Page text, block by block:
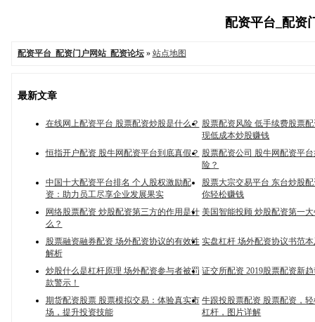
配资平台_配资
配资平台_配资门户网站_配资论坛» 站点地图
最新文章
在线网上配资平台 股票配资炒股是什么？ 股票配资风险 低手续费股票
现低成本炒股赚钱
恒指开户配资 股牛网配资平台到底真假？ 股票配资公司 股牛网配资平
险？
中国十大配资平台排名 个人股权激励配
资：助力员工尽享企业发展果实
股票大宗交易平台 东台炒股
你轻松赚钱
网络股票配资 炒股配资第三方的作用是什
么？
美国智能投顾 炒股配资第一
股票融资融券配资 场外配资协议的有效性
解析
实盘杠杆 场外配资协议书范
炒股什么是杠杆原理 场外配资参与者被罚
款警示！
证交所配资 2019股票配资新
期货配资股票 股票模拟交易：体验真实市
场，提升投资技能
牛跟投股票配资 股票配资，
杠杆，图片详解